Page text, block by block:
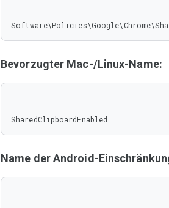
Bevorzugter Mac-/Linux-Name:
SharedClipboardEnabled
Name der Android-